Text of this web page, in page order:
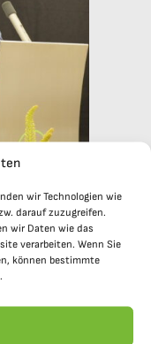
wir Technologien wie
darauf zuzugreifen.
wir Daten wie das
verarbeiten. Wenn Sie
können bestimmte